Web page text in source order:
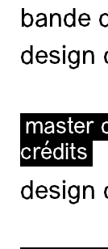
bande
design
master
crédits
design